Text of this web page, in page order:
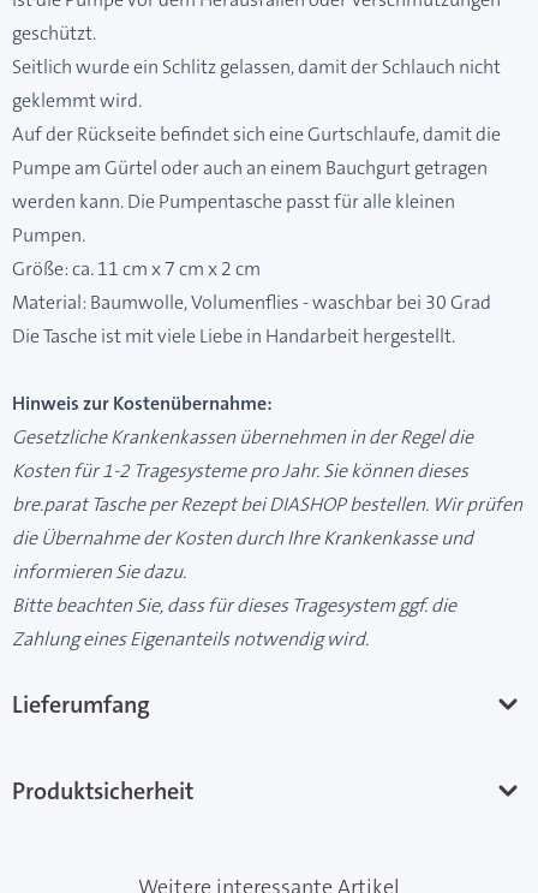
geschützt.
Seitlich wurde ein Schlitz gelassen, damit der Schlauch nicht
geklemmt wird.
Auf der Rückseite befindet sich eine Gurtschlaufe, damit die
Pumpe am Gürtel oder auch an einem Bauchgurt getragen
werden kann. Die Pumpentasche passt für alle kleinen
Pumpen.
Größe: ca. 11 cm x 7 cm x 2 cm
Material: Baumwolle, Volumenflies - waschbar bei 30 Grad
Die Tasche ist mit viele Liebe in Handarbeit hergestellt.
Hinweis zur Kostenübernahme:
Gesetzliche Krankenkassen übernehmen in der Regel die
Kosten für 1-2 Tragesysteme pro Jahr. Sie können dieses
bre.parat Tasche per Rezept bei DIASHOP bestellen. Wir prüfen
die Übernahme der Kosten durch Ihre Krankenkasse und
informieren Sie dazu.
Bitte beachten Sie, dass für dieses Tragesystem ggf. die
Zahlung eines Eigenanteils notwendig wird.
Lieferumfang
Produktsicherheit
Weitere interessante Artikel